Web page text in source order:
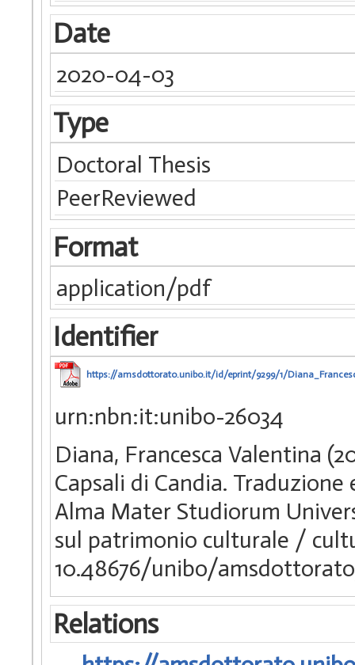
Date
2020-04-03
Type
Doctoral Thesis
PeerReviewed
Format
application/pdf
Identifier
https://amsdottorato.unibo.it/id/eprint/9299/1/
urn:nbn:it:unibo-26034
Diana, Francesca Valentina
Capsali di Candia.
Alma Mater Studiorum
sul patrimonio culturale /
10.48676/unibo/
Relations